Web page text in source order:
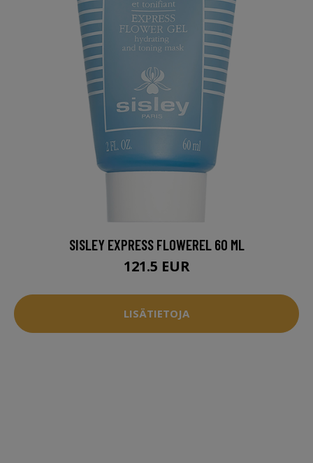
SISLEY EXPRESS FLOWEREL 60 ML
121.5 EUR
LISÄTIETOJA